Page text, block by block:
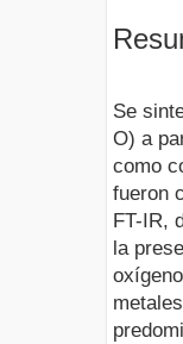
Se
O) a
como
fueron
FT-IR,
la